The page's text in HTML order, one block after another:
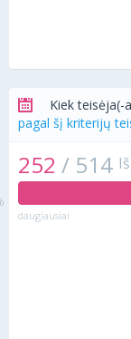
Kiek teisėja(-
pagal šį kriterijų
252 / 514
daugiausiai